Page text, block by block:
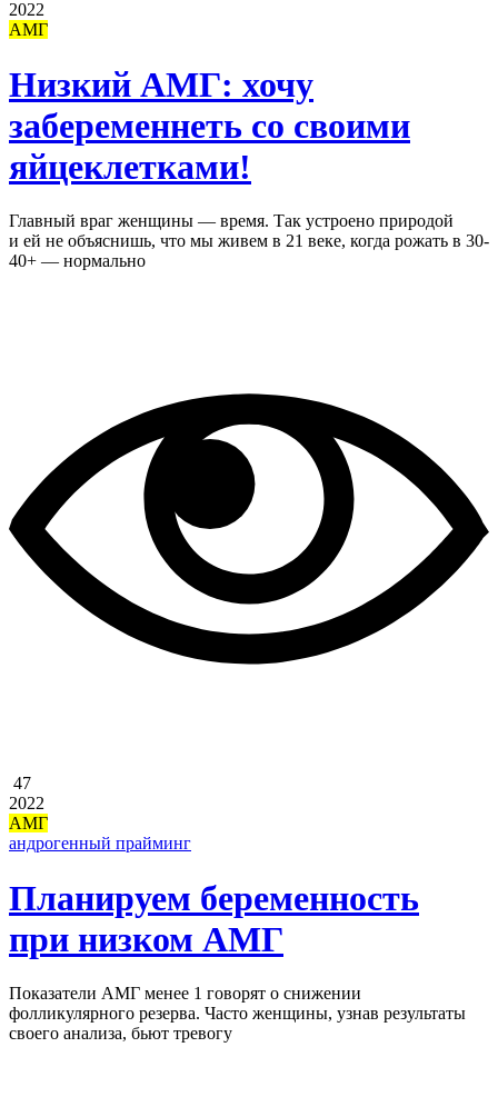
2022
АМГ
Низкий АМГ: хочу
забеременнеть со своими
яйцеклетками!
Главный враг женщины — время. Так устроено природой
и ей не объяснишь, что мы живем в 21 веке, когда рожать в 30-
40+ — нормально
47
2022
АМГ
андрогенный прайминг
Планируем беременность
при низком АМГ
Показатели АМГ менее 1 говорят о снижении
фолликулярного резерва. Часто женщины, узнав результаты
своего анализа, бьют тревогу